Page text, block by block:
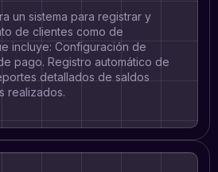
un sistema para registrar y
de clientes como de
incluye: Configuración de
pago. Registro automático de
detallados de saldos
realizados.